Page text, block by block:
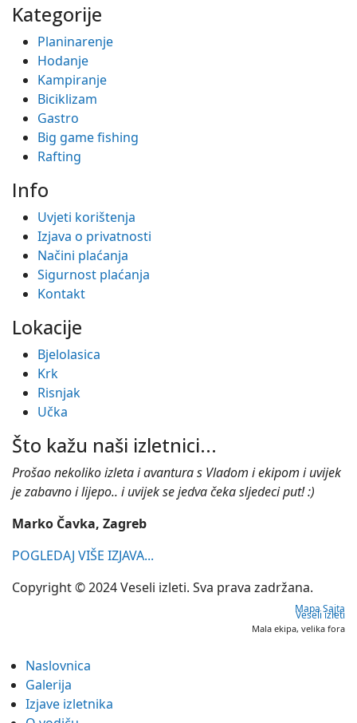
Kategorije
Planinarenje
Hodanje
Kampiranje
Biciklizam
Gastro
Big game fishing
Rafting
Info
Uvjeti korištenja
Izjava o privatnosti
Načini plaćanja
Sigurnost plaćanja
Kontakt
Lokacije
Bjelolasica
Krk
Risnjak
Učka
Što kažu naši izletnici...
Prošao nekoliko izleta i avantura s Vladom i ekipom i uvijek
je zabavno i lijepo.. i uvijek se jedva čeka sljedeci put! :)
Marko Čavka, Zagreb
POGLEDAJ VIŠE IZJAVA...
Copyright © 2024 Veseli izleti. Sva prava zadržana.
Mapa Sajta
Veseli izleti
Mala ekipa, velika fora
Naslovnica
Galerija
Izjave izletnika